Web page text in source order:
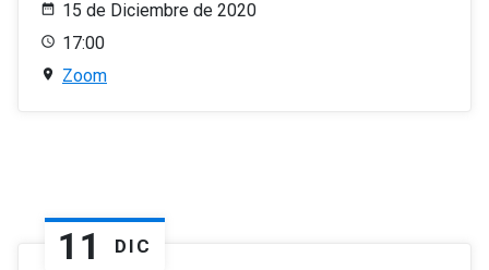
15 de Diciembre de 2020
17:00
Zoom
11 DIC